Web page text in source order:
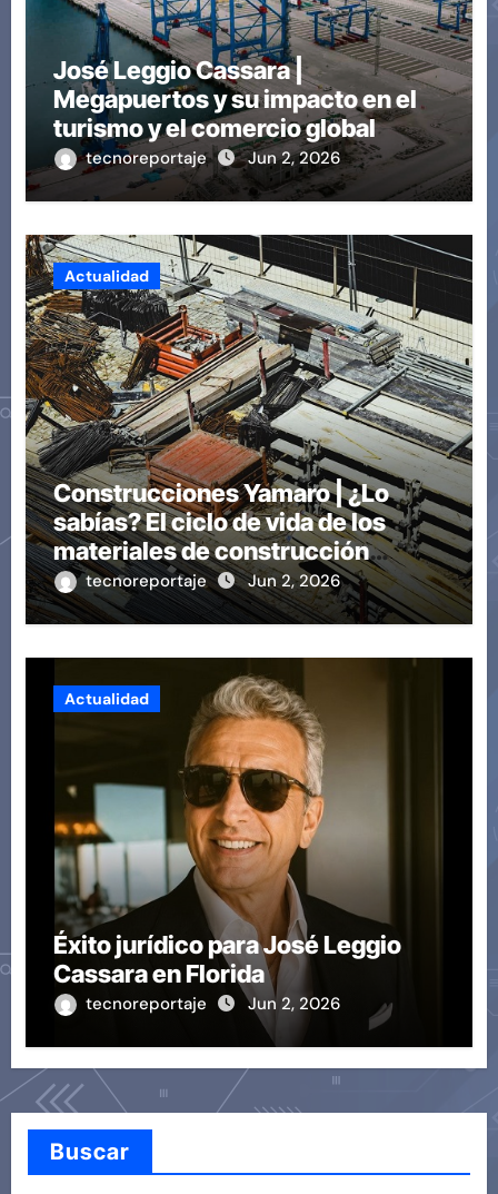
José Leggio Cassara |
Megapuertos y su impacto en el
turismo y el comercio global
tecnoreportaje Jun 2, 2026
Actualidad
Construcciones Yamaro | ¿Lo
sabías? El ciclo de vida de los
materiales de construcción
revoluciona eficiencia en
proyectos modernos
tecnoreportaje Jun 2, 2026
Actualidad
Éxito jurídico para José Leggio
Cassara en Florida
tecnoreportaje Jun 2, 2026
Buscar